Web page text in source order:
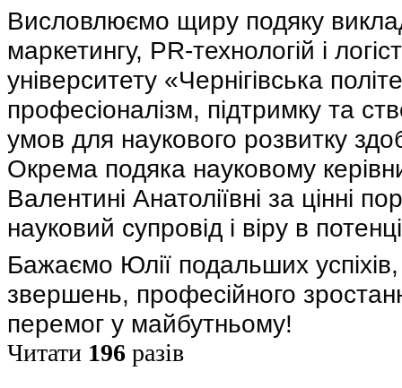
Висловлюємо щиру подяку
маркетингу, PR-технологій і
університету «Чернігівська
професіоналізм, підтримку та
умов для наукового розвитку
Окрема подяка науковому
Валентині Анатоліївні за цінні
науковий супровід і віру в
Бажаємо Юлії подальших
звершень, професійного
перемог у майбутньому!
Читати 196 разів